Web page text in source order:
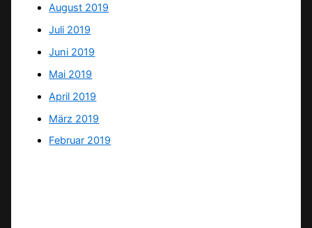
August 2019
Juli 2019
Juni 2019
Mai 2019
April 2019
März 2019
Februar 2019